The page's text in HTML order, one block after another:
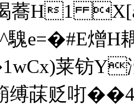
蕎H1
騩e=�#E熷
莱钫Y
缚菋贬咑